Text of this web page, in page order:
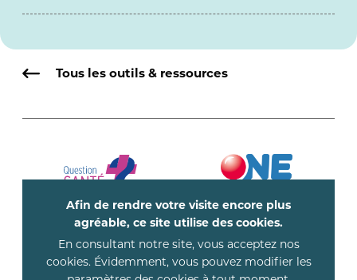
Tous les outils & ressources
Afin de rendre votre visite encore plus
agréable, ce site utilise des cookies.
En consultant notre site, vous acceptez nos
cookies. Évidemment, vous pouvez modifier les